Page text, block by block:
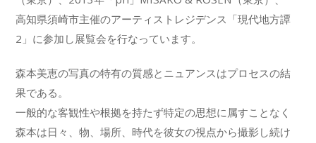
高知県須崎市主催のアーティストレジデンス「現代地方譚
2」に参加し展覧会を行なっています。
森本美恵の写真の特有の質感とニュアンスはプロセスの結
果である。
一般的な客観性や根拠を持たず特定の思想に属すことなく
森本は日々、物、場所、時代を彼女の視点から撮影し続け